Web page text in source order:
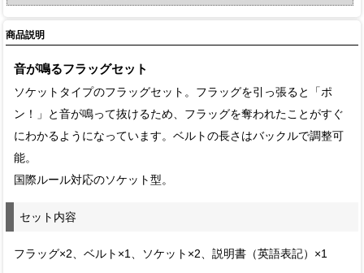
商品説明
音が鳴るフラッグセット
ソケットタイプのフラッグセット。フラッグを引っ張ると「ポ
ン！」と音が鳴って抜けるため、フラッグを奪われたことがすぐ
にわかるようになっています。ベルトの長さはバックルで調整可
能。
国際ルール対応のソケット型。
セット内容
フラッグ×2、ベルト×1、ソケット×2、説明書（英語表記）×1